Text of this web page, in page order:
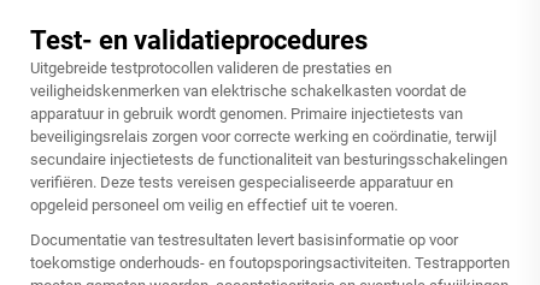
Test- en validatieprocedures
Uitgebreide testprotocollen valideren de prestaties en
veiligheidskenmerken van elektrische schakelkasten voordat de
apparatuur in gebruik wordt genomen. Primaire injectietests van
beveiligingsrelais zorgen voor correcte werking en coördinatie, terwijl
secundaire injectietests de functionaliteit van besturingsschakelingen
verifiëren. Deze tests vereisen gespecialiseerde apparatuur en
opgeleid personeel om veilig en effectief uit te voeren.
Documentatie van testresultaten levert basisinformatie op voor
toekomstige onderhouds- en foutopsporingsactiviteiten. Testrapporten